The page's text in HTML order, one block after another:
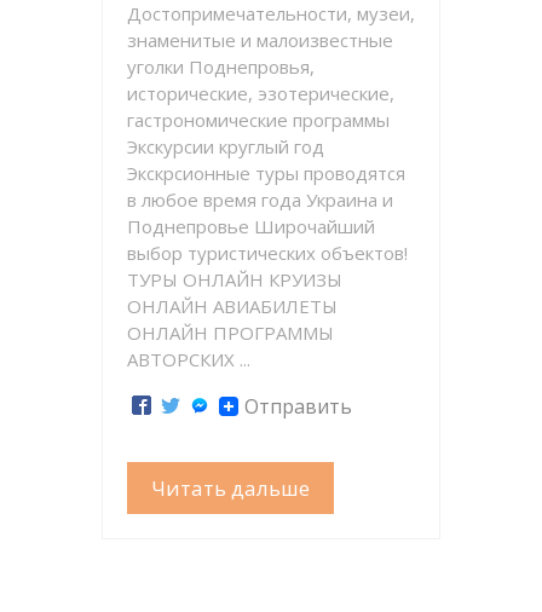
Достопримечательности, музеи,
знаменитые и малоизвестные
уголки Поднепровья,
исторические, эзотерические,
гастрономические программы
Экскурсии круглый год
Экскрсионные туры проводятся
в любое время года Украина и
Поднепровье Широчайший
выбор туристических объектов!
ТУРЫ ОНЛАЙН КРУИЗЫ
ОНЛАЙН АВИАБИЛЕТЫ
ОНЛАЙН ПРОГРАММЫ
АВТОРСКИХ ...
Отправить
Читать дальше